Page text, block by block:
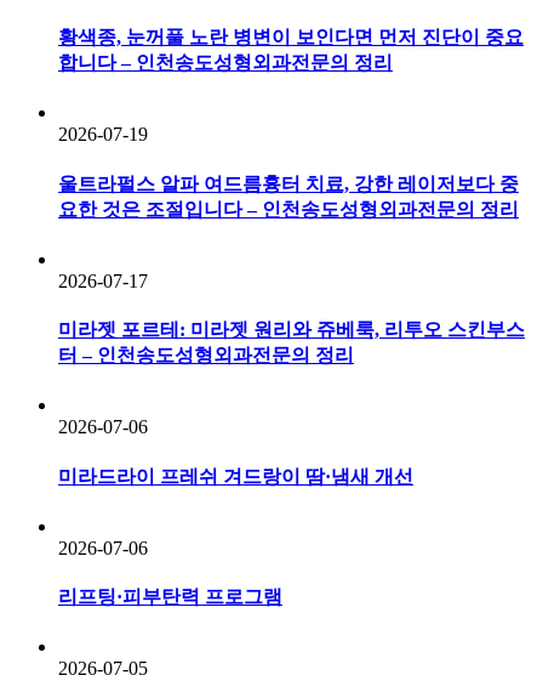
황색종, 눈꺼풀 노란 병변이 보인다면 먼저 진단이 중요
합니다 – 인천송도성형외과전문의 정리
2026-07-19
울트라펄스 알파 여드름흉터 치료, 강한 레이저보다 중
요한 것은 조절입니다 – 인천송도성형외과전문의 정리
2026-07-17
미라젯 포르테: 미라젯 원리와 쥬베룩, 리투오 스킨부스
터 – 인천송도성형외과전문의 정리
2026-07-06
미라드라이 프레쉬 겨드랑이 땀·냄새 개선
2026-07-06
리프팅·피부탄력 프로그램
2026-07-05